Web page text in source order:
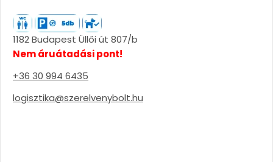
1182 Budapest Üllői út 807/b
Nem áruátadási pont!
+36 30 994 6435
logisztika@szerelvenybolt.hu